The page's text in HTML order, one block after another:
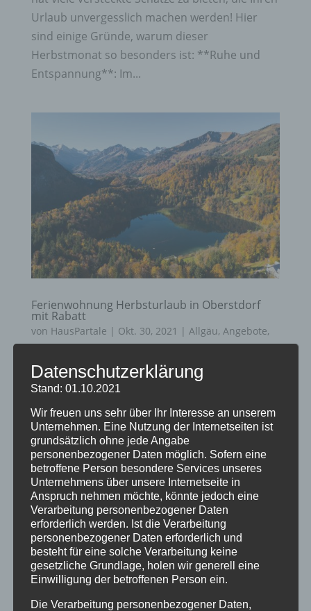
Urlaub unvergesslich machen werden! Hier
sind einige Gründe, warum dieser
Herbstmonat so besonders ist: **Ruhe und
Entspannung**: Im...
Ferienwohnung Herbsturlaub in Oberstdorf
mit Rabatt
von HausPartale | Okt. 30, 2021 | Allgäu, Angebote,
Ankommen, abschalten und genießen… Das
Partale in Oberstdorf! Gemütlichkeit löst den
Trubel ab. Aber auch in der ruhigen Zeit hat
unser Oberstdorf viel zu bieten und wir freuen
uns auf Sie! Der November ist die perfekte...
Datenschutzerklärung
Stand: 01.10.2021
Wir freuen uns sehr über Ihr Interesse an unserem
Unternehmen. Eine Nutzung der Internetseiten ist
grundsätzlich ohne jede Angabe
personenbezogener Daten möglich. Sofern eine
betroffene Person besondere Services unseres
Unternehmens über unsere Internetseite in
Anspruch nehmen möchte, könnte jedoch eine
Verarbeitung personenbezogener Daten
erforderlich werden. Ist die Verarbeitung
personenbezogener Daten erforderlich und
besteht für eine solche Verarbeitung keine
gesetzliche Grundlage, holen wir generell eine
Einwilligung der betroffenen Person ein.
Die Verarbeitung personenbezogener Daten,